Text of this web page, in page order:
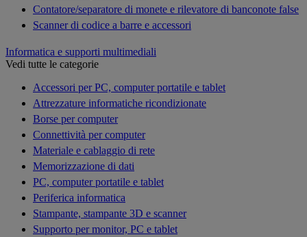
Contatore/separatore di monete e rilevatore di banconote false
Scanner di codice a barre e accessori
Informatica e supporti multimediali
Vedi tutte le categorie
Accessori per PC, computer portatile e tablet
Attrezzature informatiche ricondizionate
Borse per computer
Connettività per computer
Materiale e cablaggio di rete
Memorizzazione di dati
PC, computer portatile e tablet
Periferica informatica
Stampante, stampante 3D e scanner
Supporto per monitor, PC e tablet